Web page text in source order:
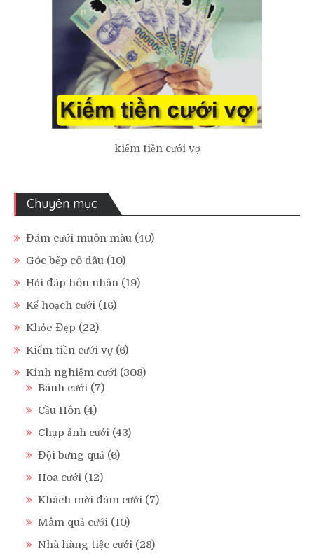
kiếm tiền cưới vợ
Chuyên mục
Đám cưới muôn màu (40)
Góc bếp cô dâu (10)
Hỏi đáp hôn nhân (19)
Kế hoạch cưới (16)
Khỏe Đẹp (22)
Kiếm tiền cưới vợ (6)
Kinh nghiệm cưới (308)
Bánh cưới (7)
Cầu Hôn (4)
Chụp ảnh cưới (43)
Đội bưng quả (6)
Hoa cưới (12)
Khách mời đám cưới (7)
Mâm quả cưới (10)
Nhà hàng tiệc cưới (28)